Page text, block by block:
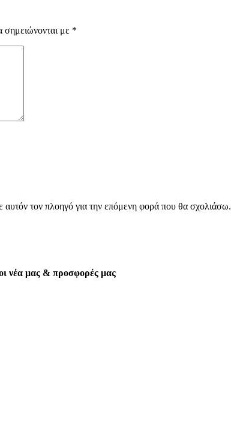
σημειώνονται με *
τον πλοηγό για την επόμενη φορά που θα σχολιάσω.
νέα μας & προσφορές μας